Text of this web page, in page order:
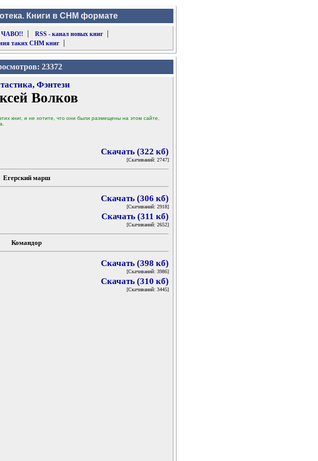
Книги в CHM формате
ЧАВО!! | RSS - канал новых книг|
таких CHM книг|
23372
Фэнтези
Волков
книг, и не хотите, что они были размещены на этом сайте,
Скачать (322 кб)
[Скачиваний: 2747]
Егерский марш
Скачать (306 кб)
[Скачиваний: 2918]
Скачать (311 кб)
[Скачиваний: 2652]
Командор
Скачать (398 кб)
[Скачиваний: 3986]
Скачать (310 кб)
[Скачиваний: 3445]